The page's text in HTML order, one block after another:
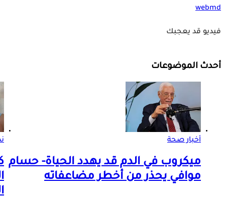
webmd
فيديو قد يعجبك
أحدث الموضوعات
أخبار صحة
ميكروب في الدم قد يهدد الحياة- حسام
موافي يحذر من أخطر مضاعفاته